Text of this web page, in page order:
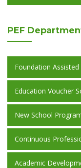
PEF
Foundation Assisted
Education Voucher
New School
Continuous
Academic